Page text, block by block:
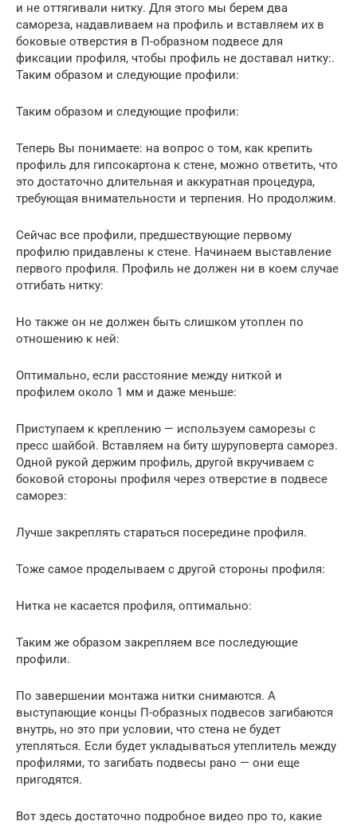
и не оттягивали нитку. Для этого мы берем два
самореза, надавливаем на профиль и вставляем их в
боковые отверстия в П-образном подвесе для
фиксации профиля, чтобы профиль не доставал нитку:.
Таким образом и следующие профили:
Таким образом и следующие профили:
Теперь Вы понимаете: на вопрос о том, как крепить
профиль для гипсокартона к стене, можно ответить, что
это достаточно длительная и аккуратная процедура,
требующая внимательности и терпения. Но продолжим.
Сейчас все профили, предшествующие первому
профилю придавлены к стене. Начинаем выставление
первого профиля. Профиль не должен ни в коем случае
отгибать нитку:
Но также он не должен быть слишком утоплен по
отношению к ней:
Оптимально, если расстояние между ниткой и
профилем около 1 мм и даже меньше:
Приступаем к креплению — используем саморезы с
пресс шайбой. Вставляем на биту шуруповерта саморез.
Одной рукой держим профиль, другой вкручиваем с
боковой стороны профиля через отверстие в подвесе
саморез:
Лучше закреплять стараться посередине профиля.
Тоже самое проделываем с другой стороны профиля:
Нитка не касается профиля, оптимально:
Таким же образом закрепляем все последующие
профили.
По завершении монтажа нитки снимаются. А
выступающие концы П-образных подвесов загибаются
внутрь, но это при условии, что стена не будет
утепляться. Если будет укладываться утеплитель между
профилями, то загибать подвесы рано — они еще
пригодятся.
Вот здесь достаточно подробное видео про то, какие